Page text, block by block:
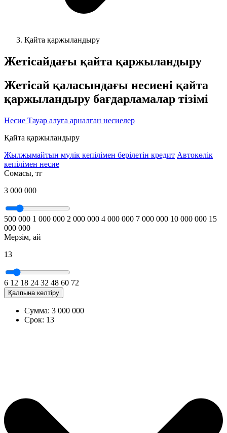
Қайта қаржыландыру
Жетісайдағы қайта қаржыландыру
Жетісай қаласындағы несиені қайта
қаржыландыру бағдарламалар тізімі
Несие Тауар алуға арналған несиелер
Қайта қаржыландыру
Жылжымайтын мүлік кепілімен берілетін кредит Автокөлік
кепілімен несие
Cомасы, тг
3 000 000
500 000 1 000 000 2 000 000 4 000 000 7 000 000 10 000 000 15
000 000
Мерзім, ай
13
6 12 18 24 32 48 60 72
Қалпына келтіру
Сумма: 3 000 000
Срок: 13